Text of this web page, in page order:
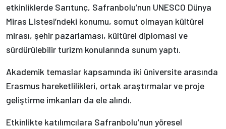
etkinliklerde Sarıtunç, Safranbolu’nun UNESCO Dünya
Miras Listesi’ndeki konumu, somut olmayan kültürel
mirası, şehir pazarlaması, kültürel diplomasi ve
sürdürülebilir turizm konularında sunum yaptı.
Akademik temaslar kapsamında iki üniversite arasında
Erasmus hareketlilikleri, ortak araştırmalar ve proje
geliştirme imkanları da ele alındı.
Etkinlikte katılımcılara Safranbolu’nun yöresel